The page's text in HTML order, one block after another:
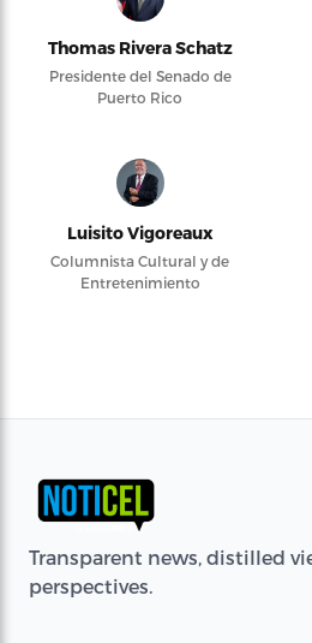
Thomas Rivera Schatz
Presidente del Senado de
Puerto Rico
Luisito Vigoreaux
Columnista Cultural y de
Entretenimiento
Transparent news, distilled
perspectives.